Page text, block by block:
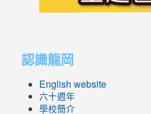
認識龍岡
English website
六十週年
學校簡介